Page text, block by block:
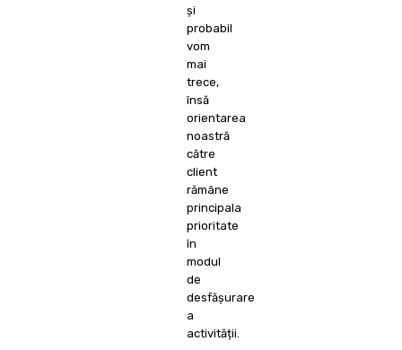
și
probabil
vom
mai
trece,
însă
orientarea
noastră
către
client
rămâne
principala
prioritate
în
modul
de
desfășurare
a
activității.